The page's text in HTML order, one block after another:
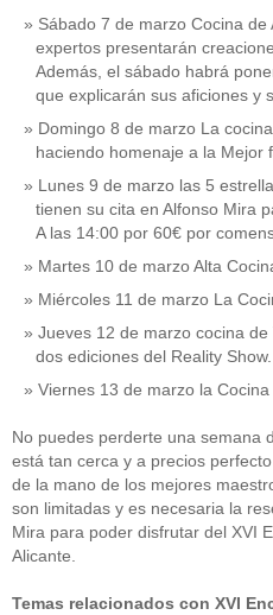
Sábado 7 de marzo Cocina
expertos presentarán
Además, el sábado habrá
que explicarán sus aficiones y
Domingo 8 de marzo La
haciendo homenaje a la Mejor
Lunes 9 de marzo las 5
tienen su cita en Alfonso Mira
A las 14:00 por 60€ por
Martes 10 de marzo Alta
Miércoles 11 de marzo La
Jueves 12 de marzo cocina
dos ediciones del Reality Show.
Viernes 13 de marzo la
No puedes perderte una semana
está tan cerca y a precios
de la mano de los mejores
son limitadas y es necesaria la
Mira para poder disfrutar del XVI
Alicante.
Temas relacionados con XVI